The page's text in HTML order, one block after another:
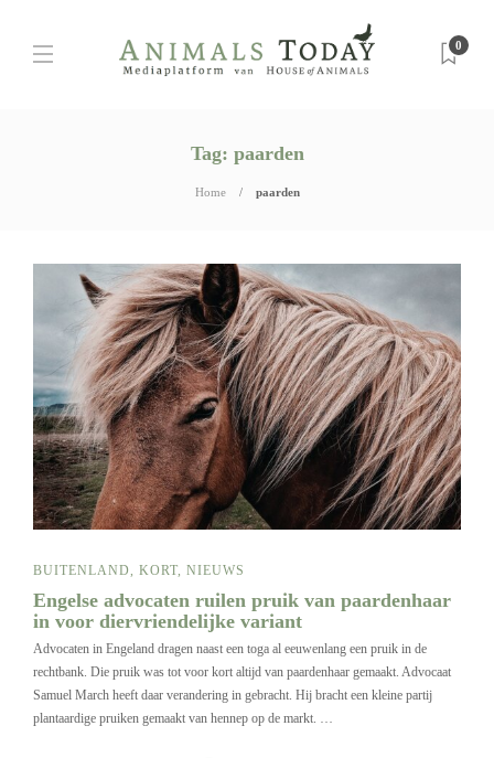
0
Tag: paarden
Home paarden
BUITENLAND, KORT, NIEUWS
Engelse advocaten ruilen pruik van paardenhaar
in voor diervriendelijke variant
Advocaten in Engeland dragen naast een toga al eeuwenlang een pruik in de
rechtbank. Die pruik was tot voor kort altijd van paardenhaar gemaakt. Advocaat
Samuel March heeft daar verandering in gebracht. Hij bracht een kleine partij
plantaardige pruiken gemaakt van hennep op de markt. …